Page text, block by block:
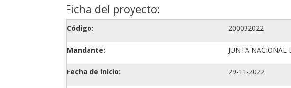
Ficha del proyecto:
Código: 200032022
Mandante: JUNTA NACIONAL
Fecha de inicio: 29-11-2022